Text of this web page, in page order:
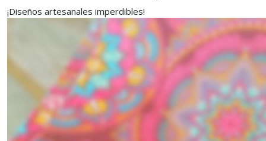
¡Diseños artesanales imperdibles!